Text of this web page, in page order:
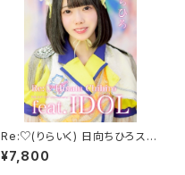
Re:♡(りらいく) 日向ちひろスペ
シャルフォトブック
¥7,800